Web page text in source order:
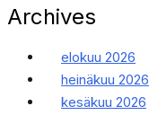
Archives
elokuu 2026
heinäkuu 2026
kesäkuu 2026